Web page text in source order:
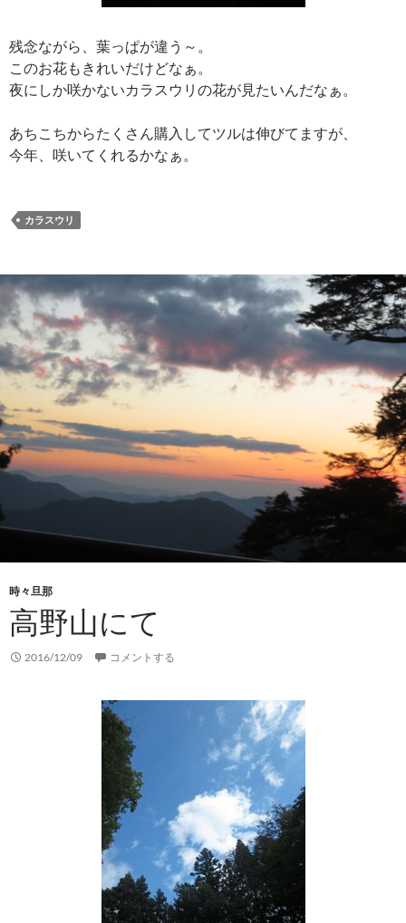
残念ながら、葉っぱが違う～。
このお花もきれいだけどなぁ。
夜にしか咲かないカラスウリの花が見たいんだなぁ。
あちこちからたくさん購入してツルは伸びてますが、
今年、咲いてくれるかなぁ。
カラスウリ
時々旦那
高野山にて
2016/12/09 コメントする